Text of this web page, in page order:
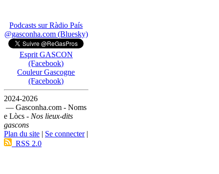
Podcasts sur Ràdio País
@gasconha.com (Bluesky)
Esprit GASCON
(Facebook)
Couleur Gascogne
(Facebook)
2024-2026
— Gasconha.com - Noms
e Lòcs - Nos lieux-dits
gascons
Plan du site | Se connecter|
RSS 2.0